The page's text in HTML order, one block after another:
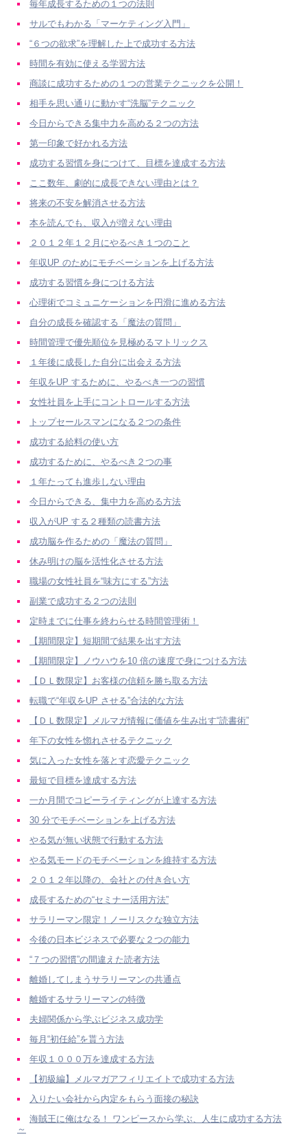
毎年成長するための１つの法則
サルでもわかる「マーケティング入門」
“６つの欲求”を理解した上で成功する方法
時間を有効に使える学習方法
商談に成功するための１つの営業テクニックを公開！
相手を思い通りに動かす“洗脳”テクニック
今日からできる集中力を高める２つの方法
第一印象で好かれる方法
成功する習慣を身につけて、目標を達成する方法
ここ数年、劇的に成長できない理由とは？
将来の不安を解消させる方法
本を読んでも、収入が増えない理由
２０１２年１２月にやるべき１つのこと
年収UP のためにモチベーションを上げる方法
成功する習慣を身につける方法
心理術でコミュニケーションを円滑に進める方法
自分の成長を確認する「魔法の質問」
時間管理で優先順位を見極めるマトリックス
１年後に成長した自分に出会える方法
年収をUP するために、やるべき一つの習慣
女性社員を上手にコントロールする方法
トップセールスマンになる２つの条件
成功する給料の使い方
成功するために、やるべき２つの事
１年たっても進歩しない理由
今日からできる、集中力を高める方法
収入がUP する２種類の読書方法
成功脳を作るための「魔法の質問」
休み明けの脳を活性化させる方法
職場の女性社員を“味方にする”方法
副業で成功する２つの法則
定時までに仕事を終わらせる時間管理術！
【期間限定】短期間で結果を出す方法
【期間限定】ノウハウを10 倍の速度で身につける方法
【ＤＬ数限定】お客様の信頼を勝ち取る方法
転職で“年収をUP させる”合法的な方法
【ＤＬ数限定】メルマガ情報に価値を生み出す“読書術”
年下の女性を惚れさせるテクニック
気に入った女性を落とす恋愛テクニック
最短で目標を達成する方法
一か月間でコピーライティングが上達する方法
30 分でモチベーションを上げる方法
やる気が無い状態で行動する方法
やる気モードのモチベーションを維持する方法
２０１２年以降の、会社との付き合い方
成長するための“セミナー活用方法”
サラリーマン限定！ノーリスクな独立方法
今後の日本ビジネスで必要な２つの能力
“７つの習慣”の間違えた読者方法
離婚してしまうサラリーマンの共通点
離婚するサラリーマンの特徴
夫婦関係から学ぶビジネス成功学
毎月“初任給”を貰う方法
年収１０００万を達成する方法
【初級編】メルマガアフィリエイトで成功する方法
入りたい会社から内定をもらう面接の秘訣
海賊王に俺はなる！ ワンピースから学ぶ、人生に成功する方法
～